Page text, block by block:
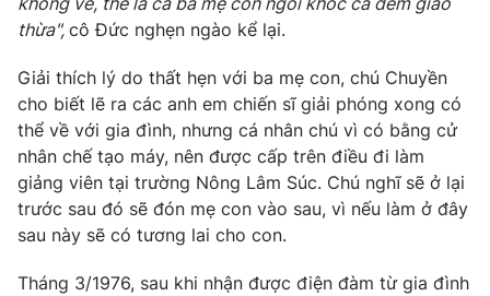
thừa", cô Đức nghẹn ngào kể lại.
Giải thích lý do thất hẹn với ba mẹ con, chú Chuyền
cho biết lẽ ra các anh em chiến sĩ giải phóng xong có
thể về với gia đình, nhưng cá nhân chú vì có bằng cử
nhân chế tạo máy, nên được cấp trên điều đi làm
giảng viên tại trường Nông Lâm Súc. Chú nghĩ sẽ ở lại
trước sau đó sẽ đón mẹ con vào sau, vì nếu làm ở đây
sau này sẽ có tương lai cho con.
Tháng 3/1976, sau khi nhận được điện đàm từ gia đình